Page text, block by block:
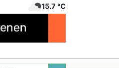
15.7 ℃